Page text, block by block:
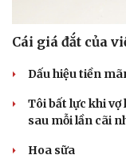
Cái giá đắt của
Dấu hiệu tiền
Tôi bất lực khi
sau mỗi lần cãi
Hoa sữa